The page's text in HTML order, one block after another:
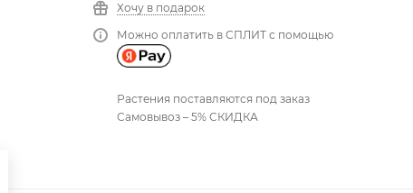
Хочу в подарок
Можно оплатить в СПЛИТ с помощью
Растения поставляются под заказ
Самовывоз – 5% СКИДКА